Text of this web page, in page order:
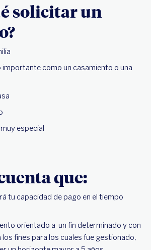
solicitar un
importante como un casamiento o una
especial
que:
tu capacidad de pago en el tiempo
orientado a un fin determinado y con
los fines para los cuales fue gestionado,